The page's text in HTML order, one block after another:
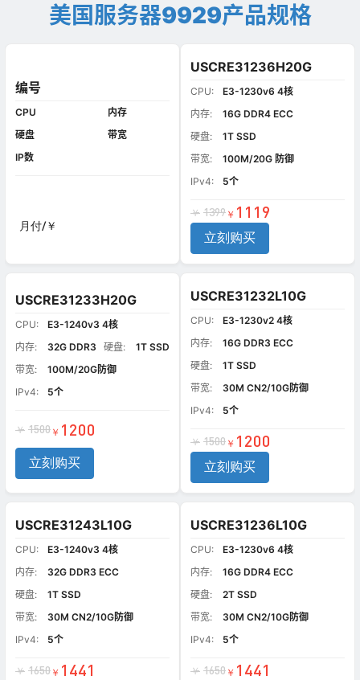
美国服务器9929产品规格
编号
CPU
内存
硬盘
带宽
IP数
月付/￥
USCRE31236H20G
CPU:
E3-1230v6 4核
内存:
16G DDR4 ECC
硬盘:
1T SSD
带宽:
100M/20G 防御
IPv4:
5个
￥ 1399 ￥ 1119
立刻购买
USCRE31233H20G
CPU:
E3-1240v3 4核
内存:
32G DDR3 硬盘:
1T SSD
带宽:
100M/20G防御
IPv4:
5个
￥ 1500 ￥ 1200
立刻购买
USCRE31232L10G
CPU:
E3-1230v2 4核
内存:
16G DDR3 ECC
硬盘:
1T SSD
带宽:
30M CN2/10G防御
IPv4:
5个
￥ 1500 ￥ 1200
立刻购买
USCRE31243L10G
CPU:
E3-1240v3 4核
内存:
32G DDR3 ECC
硬盘:
1T SSD
带宽:
30M CN2/10G防御
IPv4:
5个
￥ 1650 ￥ 1441
USCRE31236L10G
CPU:
E3-1230v6 4核
内存:
16G DDR4 ECC
硬盘:
2T SSD
带宽:
30M CN2/10G防御
IPv4:
5个
￥ 1650 ￥ 1441